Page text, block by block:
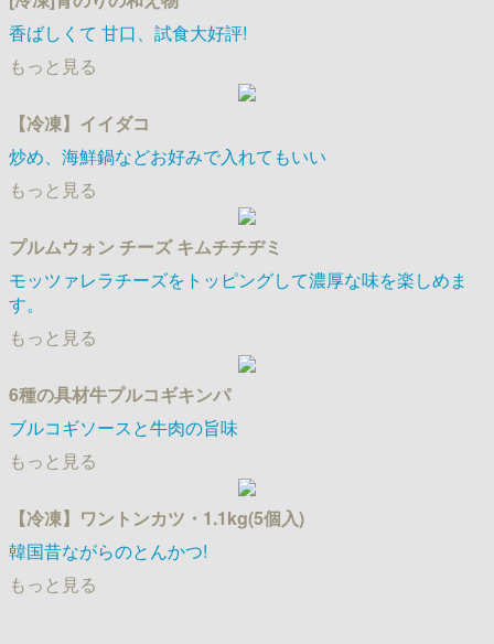
香ばしくて 甘口​、試食大好評!
もっと見る
【冷凍】イイダコ
炒め、海鮮鍋などお好みで入れてもいい
もっと見る
プルムウォン チーズ キムチチヂミ
モッツァレラチーズをトッピングして濃厚な味を楽しめま
す。
もっと見る
6種の具材牛プルコギキンパ
ブルコギソースと牛肉の旨味
もっと見る
【冷凍】ワントンカツ・1.1kg(5個入)
韓国昔ながらのとんかつ!
もっと見る